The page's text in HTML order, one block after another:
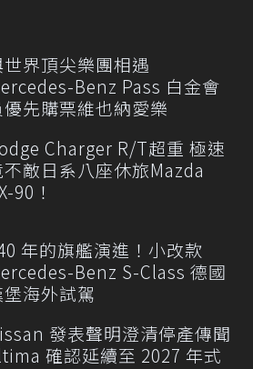
界頂尖樂團相遇
Benz Pass 白金會
優先購票維也納愛樂
Charger R/T超重 極速
不敵日系八座休旅Mazda
90！
年的旗艦演進！小改款
Benz S-Class 德國
堡海外試駕
發表聲明澄清停產傳聞
確認延續至 2027 年式